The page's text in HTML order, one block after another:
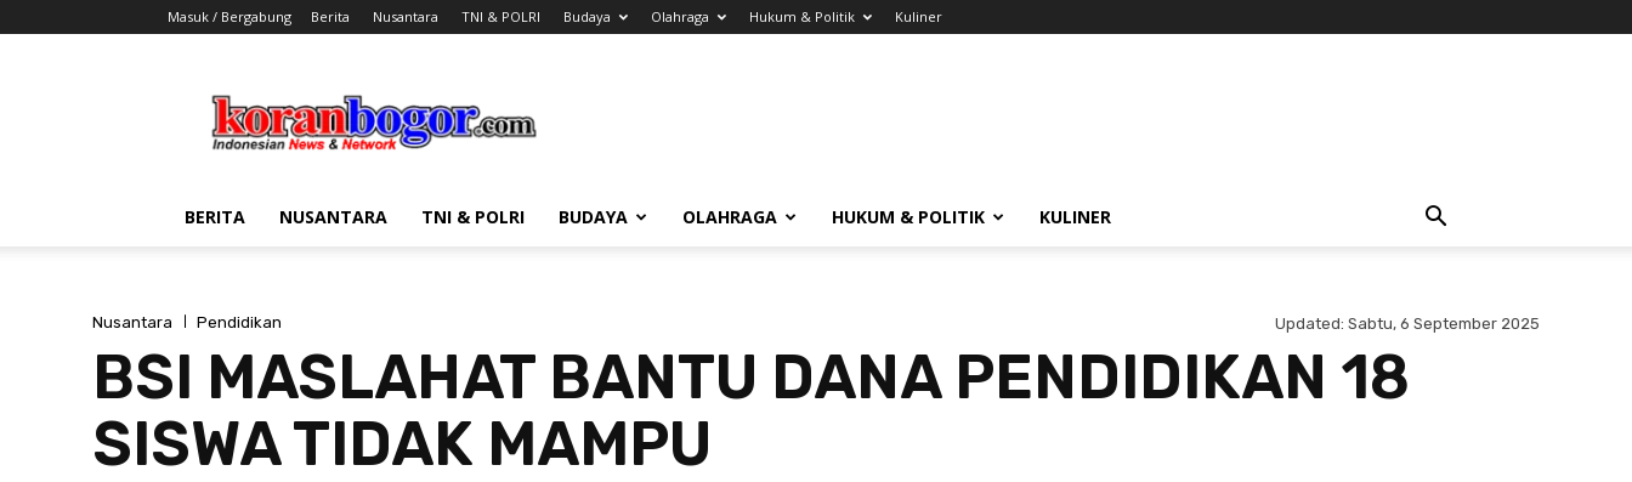
Masuk / Bergabung Berita Nusantara TNI & POLRI Budaya Olahraga Hukum & Politik Kuliner
Bogor
BERITA NUSANTARA TNI & POLRI BUDAYA OLAHRAGA HUKUM & POLITIK KULINER
Nusantara Pendidikan Updated: Sabtu, 6 September 2025
BSI MASLAHAT BANTU DANA PENDIDIKAN 18
SISWA TIDAK MAMPU